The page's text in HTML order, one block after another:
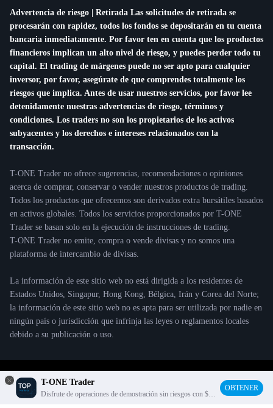
Advertencia de riesgo | Retirada Las solicitudes de retirada se
procesarán con rapidez, todos los fondos se depositarán en tu cuenta
bancaria inmediatamente. Por favor ten en cuenta que los productos
financieros implican un alto nivel de riesgo, y puedes perder todo tu
capital. El trading de márgenes puede no ser apto para cualquier
inversor, por favor, asegúrate de que comprendes totalmente los
riesgos que implica. Antes de usar nuestros servicios, por favor lee
detenidamente nuestras advertencias de riesgo, términos y
condiciones. Los traders no son los propietarios de los activos
subyacentes y los derechos e intereses relacionados con la
transacción.
T-ONE Trader no ofrece sugerencias, recomendaciones o opiniones
acerca de comprar, conservar o vender nuestros productos de trading.
Todos los productos que ofrecemos son derivados extra bursátiles basados
en activos globales. Todos los servicios proporcionados por T-ONE
Trader se basan solo en la ejecución de instrucciones de trading.
T-ONE Trader no emite, compra o vende divisas y no somos una
plataforma de intercambio de divisas.
La información de este sitio web no está dirigida a los residentes de
Estados Unidos, Singapur, Hong Kong, Bélgica, Irán y Corea del Norte;
la información de este sitio web no es apta para ser utilizada por nadie en
ningún país o jurisdicción que infrinja las leyes o reglamentos locales
debido a su publicación o uso.
T-ONE Trader
Disfrute de operaciones de demostración sin riesgos con $
OBTENER